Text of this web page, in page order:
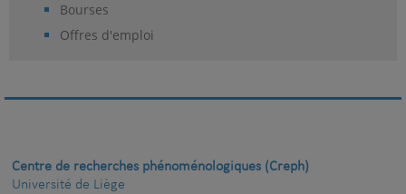
Bourses
Offres d'emploi
Centre de recherches phénoménologiques (Creph)
Université de Liège